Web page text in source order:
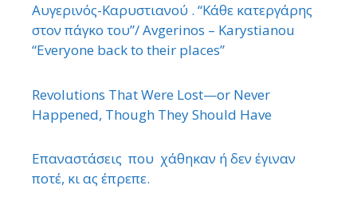
Αυγερινός-Καρυστιανού . “Κάθε κατεργάρης
στον πάγκο του”/ Avgerinos – Karystianou
“Εveryone back to their places”
Revolutions That Were Lost—or Never
Happened, Though They Should Have
Επαναστάσεις που χάθηκαν ή δεν έγιναν
ποτέ, κι ας έπρεπε.